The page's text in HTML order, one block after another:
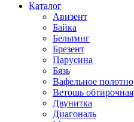
Каталог
Авизент
Байка
Бельтинг
Брезент
Парусина
Бязь
Вафельное полотно
Ветошь обтирочная
Двунитка
Диагональ